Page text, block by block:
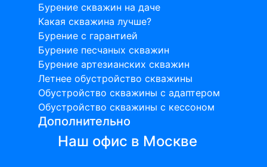
Бурение скважин на даче
Какая скважина лучше?
Бурение с гарантией
Бурение песчаных скважин
Бурение артезианских скважин
Летнее обустройство скважины
Обустройство скважины с адаптером
Обустройство скважины с кессоном
Дополнительно
Наш офис в Москве